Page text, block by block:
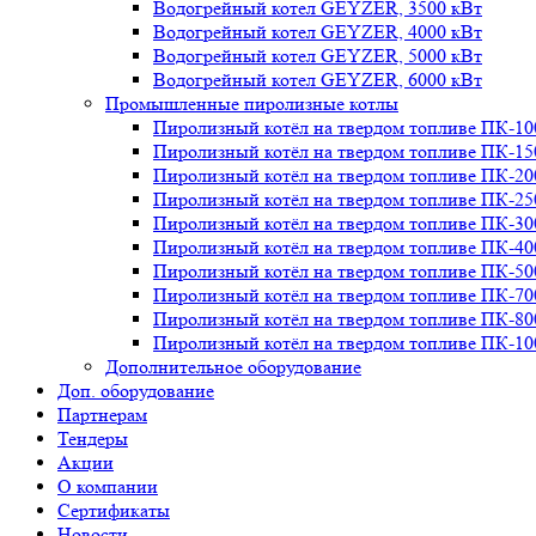
Водогрейный котел GEYZER, 3500 кВт
Водогрейный котел GEYZER, 4000 кВт
Водогрейный котел GEYZER, 5000 кВт
Водогрейный котел GEYZER, 6000 кВт
Промышленные пиролизные котлы
Пиролизный котёл на твердом топливе ПК-
Пиролизный котёл на твердом топливе ПК-
Пиролизный котёл на твердом топливе ПК-
Пиролизный котёл на твердом топливе ПК-
Пиролизный котёл на твердом топливе ПК-
Пиролизный котёл на твердом топливе ПК-
Пиролизный котёл на твердом топливе ПК-
Пиролизный котёл на твердом топливе ПК-
Пиролизный котёл на твердом топливе ПК-
Пиролизный котёл на твердом топливе ПК-
Дополнительное оборудование
Доп. оборудование
Партнерам
Тендеры
Акции
О компании
Сертификаты